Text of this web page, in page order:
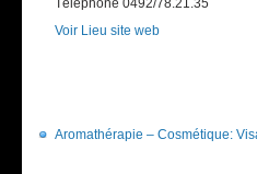
Voir Lieu site web
Aromathérapie – Cosmétique: